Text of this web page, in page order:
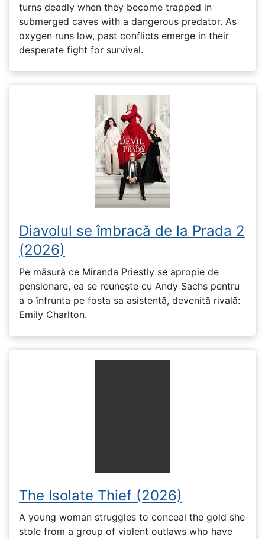
turns deadly when they become trapped in
submerged caves with a dangerous predator. As
oxygen runs low, past conflicts emerge in their
desperate fight for survival.
Diavolul se îmbracă de la Prada 2
(2026)
Pe măsură ce Miranda Priestly se apropie de
pensionare, ea se reunește cu Andy Sachs pentru
a o înfrunta pe fosta sa asistentă, devenită rivală:
Emily Charlton.
The Isolate Thief (2026)
A young woman struggles to conceal the gold she
stole from a group of violent outlaws who have